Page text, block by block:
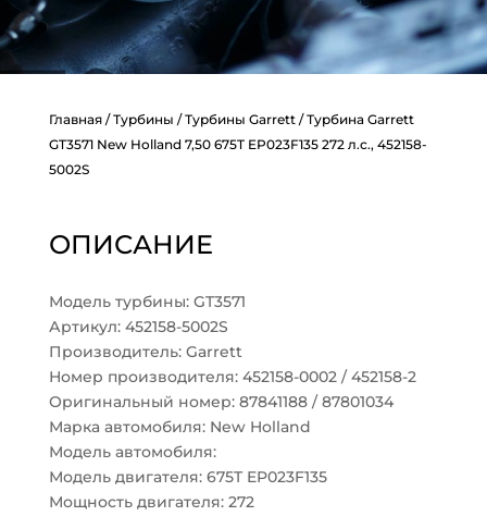
Главная/Турбины /Турбины Garrett/ Турбина Garrett
GT3571 New Holland 7,50 675T EP023F135 272 л.с., 452158-
5002S
ОПИСАНИЕ
Модель турбины: GT3571
Артикул: 452158-5002S
Производитель: Garrett
Номер производителя: 452158-0002 / 452158-2
Оригинальный номер: 87841188 / 87801034
Марка автомобиля: New Holland
Модель автомобиля:
Модель двигателя: 675T EP023F135
Мощность двигателя: 272